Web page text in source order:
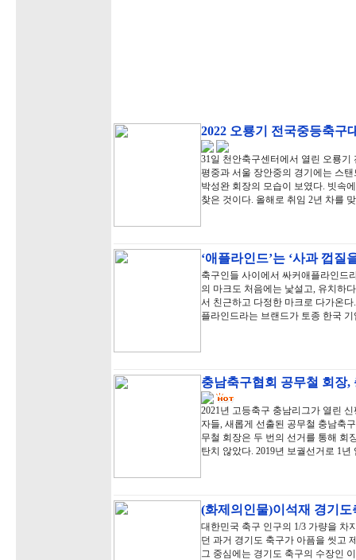
2022 오룡기 전국중등축
31일 천안축구센터에서 열린 오룡
평중과 서울 장안중의 경기에는 스
박성완 회장의 모습이 보였다. 빗속
찾은 것이다. 올해로 취임 2년 차를
‘애플라인드’는 ‘사과 껍질
축구인들 사이에서 싸커애플라인드
의 마크도 처음에는 낯설고, 유치하
서 친근하고 다정한 마크로 다가온
플라인드라는 브랜드가 토종 한국
충남축구협회 공무철 회장
2021년 고등축구 충남리그가 열린
자들, 새롭게 선출된 공무철 충남축
무철 회장은 두 번의 선거를 통해 회
탄치 않았다. 2019년 보궐선거로 1
(화제의인물)이석재 경기
대한민국 축구 인구의 1/3 가량을 차
던 과거 경기도 축구가 아픔을 씻고
그 중심에는 경기도 축구의 수장인